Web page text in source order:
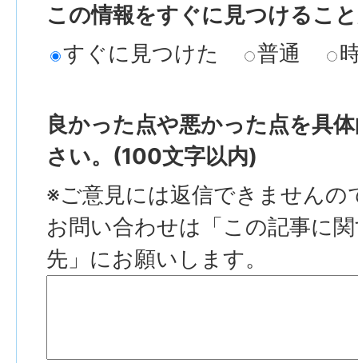
この情報をすぐに見つけるこ
すぐに見つけた
普通
良かった点や悪かった点を具
さい。(100文字以内)
※ご意見には返信できませんの
お問い合わせは「この記事に
先」にお願いします。